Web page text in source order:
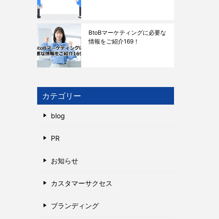
BtoBマーケティングに必要な
情報をご紹介169！
カテゴリー
blog
PR
お知らせ
カスタマーサクセス
ブランディング